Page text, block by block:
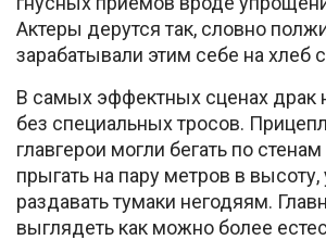
Актеры дерутся так, словно
зарабатывали этим себе на хлеб
В самых эффектных сценах драк
без специальных тросов.
главгерои могли бегать по
прыгать на пару метров в высоту,
раздавать тумаки негодяям.
выглядеть как можно более